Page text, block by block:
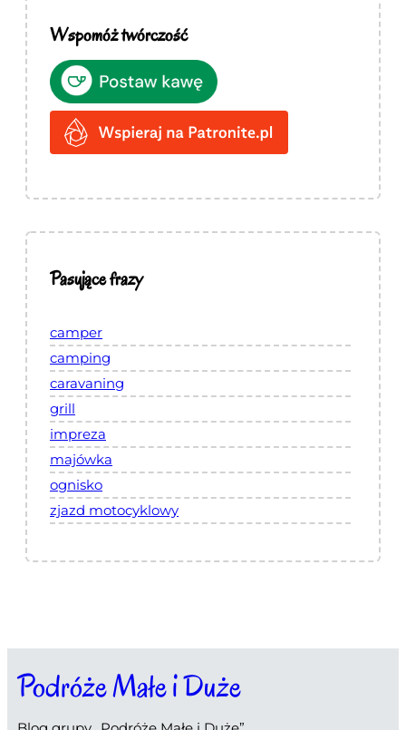
Wspomóż twórczość
Pasujące frazy
camper
camping
caravaning
grill
impreza
majówka
ognisko
zjazd motocyklowy
Podróże Małe i Duże